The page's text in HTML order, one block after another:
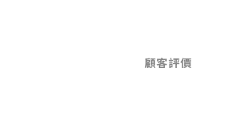
顧客評價